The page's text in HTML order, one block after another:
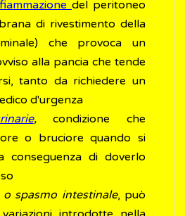
del peritoneo
di rivestimento della
che provoca un
alla pancia che tende
tanto da richiedere un
d'urgenza
,condizione che
o bruciore quando si
conseguenza di doverlo
spasmo intestinale, può